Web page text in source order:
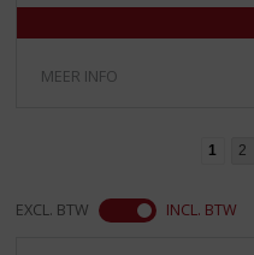
MEER INFO
1 2
EXCL. BTW INCL. BTW